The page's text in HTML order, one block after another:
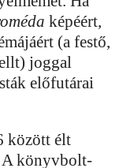
képéért,
(a festő,
joggal
előfutárai
között élt
A könyvbolt-